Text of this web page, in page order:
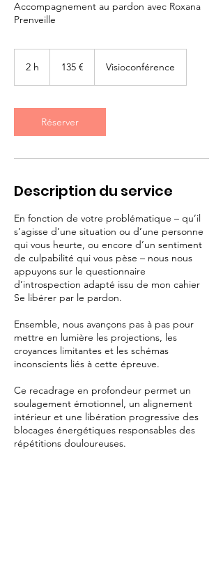
Accompagnement au pardon avec Roxana
Prenveille
2 h 135 € Visioconférence
Réserver
Description du service
En fonction de votre problématique – qu’il
s’agisse d’une situation ou d’une personne
qui vous heurte, ou encore d’un sentiment
de culpabilité qui vous pèse – nous nous
appuyons sur le questionnaire
d’introspection adapté issu de mon cahier
Se libérer par le pardon.
Ensemble, nous avançons pas à pas pour
mettre en lumière les projections, les
croyances limitantes et les schémas
inconscients liés à cette épreuve.
Ce recadrage en profondeur permet un
soulagement émotionnel, un alignement
intérieur et une libération progressive des
blocages énergétiques responsables des
répétitions douloureuses.